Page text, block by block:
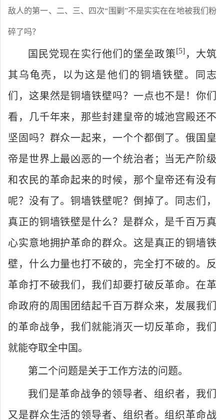
敌人的第一、二、三、四次“围剿”不是实实在在地被我们粉
碎了吗？
国民党现在实行他们的堡垒政策[5]，大筑
其乌龟壳，以为这是他们的铜墙铁壁。同志
们，这果然是铜墙铁壁吗？一点也不是！你们
看，几千年来，那些封建皇帝的城池宫殿还不
坚固吗？群众一起来，一个个都倒了。俄国皇
帝是世界上最凶恶的一个统治者；当无产阶级
和农民的革命起来的时候，那个皇帝还有没有
呢？没有了。铜墙铁壁呢？倒掉了。同志们，
真正的铜墙铁壁是什么？是群众，是千百万真
心实意地拥护革命的群众。这是真正的铜墙铁
壁，什么力量也打不破的，完全打不破的。反
革命打不破我们，我们却要打破反革命。在革
命政府的周围团结起千百万群众来，发展我们
的革命战争，我们就能消灭一切反革命，我们
就能夺取全中国。
第二个问题是关于工作方法的问题。
我们是革命战争的领导者、组织者，我们
又是群众生活的领导者、组织者。组织革命战